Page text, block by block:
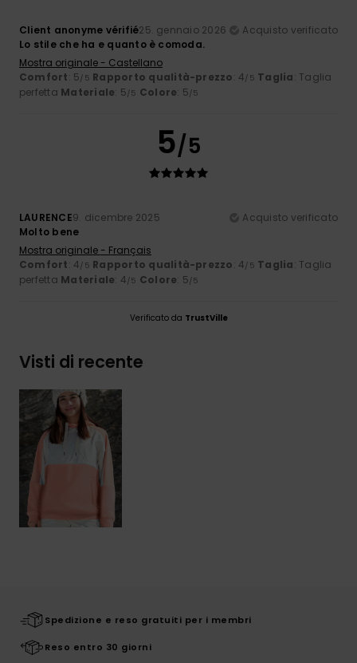
Client anonyme vérifié25. gennaio 2026
Acquisto verificato
Lo stile che ha e quanto è comoda.
Mostra originale - Castellano
Comfort: 5/5 Rapporto qualità-prezzo: 4/5 Taglia: Taglia
perfetta Materiale: 5/5 Colore: 5/5
5/5
LAURENCE9. dicembre 2025
Acquisto verificato
Molto bene
Mostra originale - Français
Comfort: 4/5 Rapporto qualità-prezzo: 4/5 Taglia: Taglia
perfetta Materiale: 4/5 Colore: 5/5
Verificato da TrustVille
Visti di recente
Spedizione e reso gratuiti per i membri
Reso entro 30 giorni